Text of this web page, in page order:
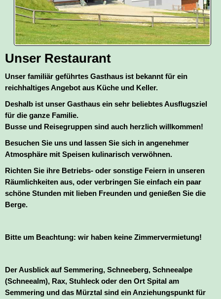
Unser Restaurant
Unser familiär geführtes Gasthaus ist bekannt für ein
reichhaltiges Angebot aus Küche und Keller.
Deshalb ist unser Gasthaus ein sehr beliebtes Ausflugsziel
für die ganze Familie.
Busse und Reisegruppen sind auch herzlich willkommen!
Besuchen Sie uns und lassen Sie sich in angenehmer
Atmosphäre mit Speisen kulinarisch verwöhnen.
Richten Sie ihre Betriebs- oder sonstige Feiern in unseren
Räumlichkeiten aus, oder verbringen Sie einfach ein paar
schöne Stunden mit lieben Freunden und genießen Sie die
Berge.
Bitte um Beachtung: wir haben keine Zimmervermietung!
Der Ausblick auf Semmering, Schneeberg, Schneealpe
(Schneealm), Rax, Stuhleck oder den Ort Spital am
Semmering und das Mürztal sind ein Anziehungspunkt für